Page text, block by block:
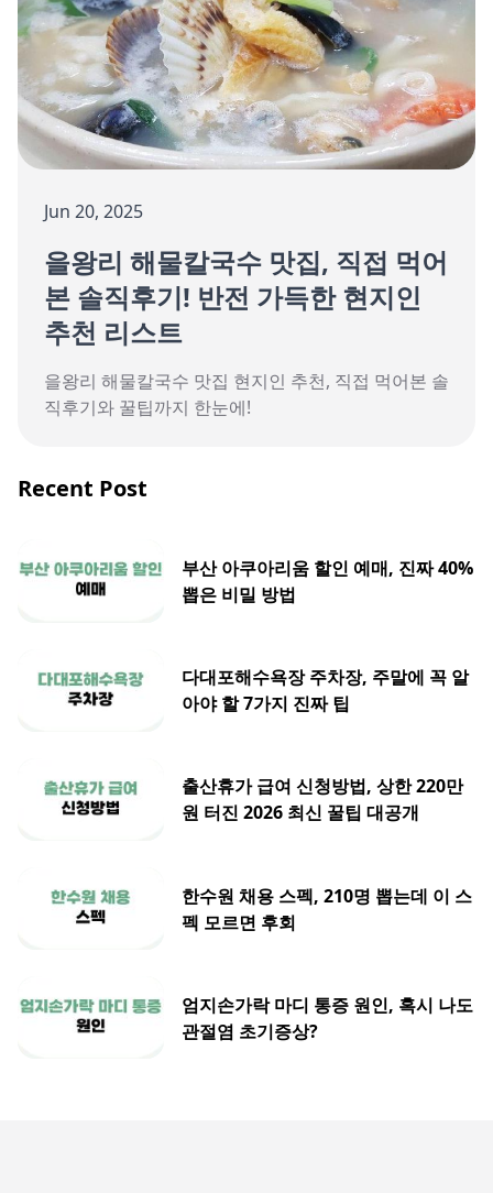
Jun 20, 2025
을왕리 해물칼국수 맛집, 직접 먹어
본 솔직후기! 반전 가득한 현지인
추천 리스트
을왕리 해물칼국수 맛집 현지인 추천, 직접 먹어본 솔
직후기와 꿀팁까지 한눈에!
Recent Post
부산 아쿠아리움 할인 예매, 진짜 40%
뽑은 비밀 방법
다대포해수욕장 주차장, 주말에 꼭 알
아야 할 7가지 진짜 팁
출산휴가 급여 신청방법, 상한 220만
원 터진 2026 최신 꿀팁 대공개
한수원 채용 스펙, 210명 뽑는데 이 스
펙 모르면 후회
엄지손가락 마디 통증 원인, 혹시 나도
관절염 초기증상?